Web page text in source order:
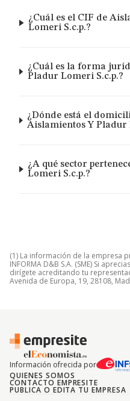
¿Cuál es el CIF de
Lomeri S.c.p.?
¿Cuál es la forma
Pladur Lomeri S.c.p.?
¿Dónde está el
Aislamientos Y Pladur
¿A qué sector
Lomeri S.c.p.?
(1) La información de la empresa
INFORMA D&B S.A. (SME) Si
dirígete acreditando tu
Avenida de Europa, 19, 28108,
Información ofrecida por
QUIENES SOMOS
CONTACTO EMPRESITE
PUBLICA O EDITA TU EMPRESA